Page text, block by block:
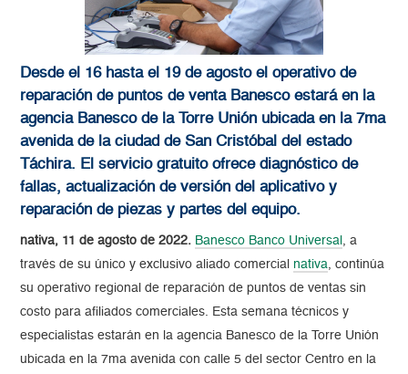
Desde el 16 hasta el 19 de agosto el operativo de
reparación de puntos de venta Banesco estará en la
agencia Banesco de la Torre Unión ubicada en la 7ma
avenida de la ciudad de San Cristóbal del estado
Táchira. El servicio gratuito ofrece diagnóstico de
fallas, actualización de versión del aplicativo y
reparación de piezas y partes del equipo.
nativa, 11 de agosto de 2022. Banesco Banco Universal , a
través de su único y exclusivo aliado comercialnativa, continúa
su operativo regional de reparación de puntos de ventas sin
costo para afiliados comerciales. Esta semana técnicos y
especialistas estarán en la agencia Banesco de la Torre Unión
ubicada en la 7ma avenida con calle 5 del sector Centro en la